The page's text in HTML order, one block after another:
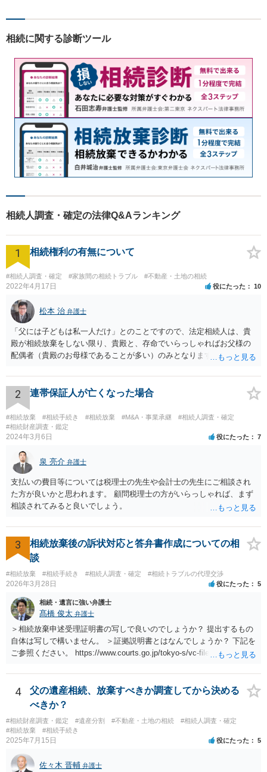
識の壁も越えて、解決が図ら
相続に関する診断ツール
相続人調査・確定の法律Q&Aランキング
1 相続権利の有無について
#相続人調査・確定 #家族間の相続トラブル #不動産・土地の相続
2022年4月17日 役にたった 10
松本 治 弁護士
「父には子どもは私一人だけ」とのことですので、法定相続人は、貴
殿が相続放棄をしない限り、貴殿と、存命でいらっしゃればお父様の
配偶者（貴殿のお母様であることが多い）のみとなります。遺言がな
2 連帯保証人が亡くなった場合
#相続放棄 #相続手続き #相続放棄 #M&A・事業承継
#相続人調査・確定
#相続財産調査・鑑定
2024年3月6日 役にたった 7
泉 亮介 弁護士
支払いの費目等については税理士の先生や会計士の先生にご相談され
た方が良いかと思われます。 顧問税理士の方がいらっしゃれば、まず
相談されてみると良いでしょう。
3
相続放棄後の訴状対応と答弁書作成についての相
談
#相続放棄 #相続手続き #相続人調査・確定 #相続トラブルの代理交渉
2026年3月28日 役にたった 5
相続・遺言に強い弁護士
髙橋 俊太 弁護士
＞相続放棄申述受理証明書の写しで良いのでしょうか？ 提出するもの
自体は写しで構いません。 ＞証拠説明書とはなんでしょうか？ 下記を
ご参照ください。 https://www.courts.go.jp/tokyo-s/vc-files/tokyo-s/file/
4
父の遺産相続、放棄すべきか調査してから決める
べきか？
#相続財産調査・鑑定 #遺産分割 #不動産・土地の相続
#相続人調査・確定
#相続放棄
#相続手続き
2025年7月15日 役にたった 5
佐々木 晋輔 弁護士